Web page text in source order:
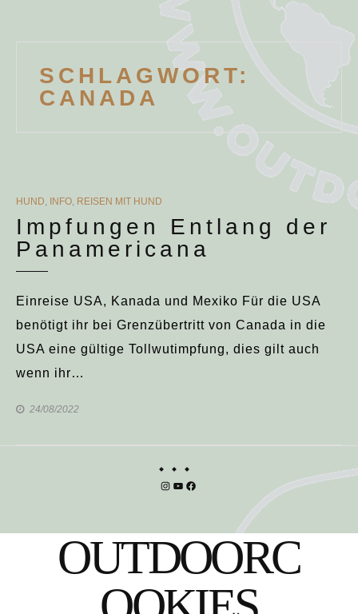
SCHLAGWORT:
CANADA
CATEGORIES
HUND, INFO, REISEN MIT HUND
Impfungen Entlang der
Panamericana
Einreise USA, Kanada und Mexiko Für die USA
benötigt ihr bei Grenzübertritt von Canada in die
USA eine gültige Tollwutimpfung, dies gilt auch
wenn ihr…
24/08/2022
Instagram
YouTube
Facebook
OUTDOORC